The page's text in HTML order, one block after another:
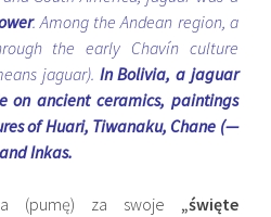
. Among the Andean region, a
the early Chavín culture
jaguar). In Bolivia, a jaguar
on ancient ceramics, paintings
of Huari, Tiwanaku, Chane (—
Inkas.
(pumę) za swoje „święte